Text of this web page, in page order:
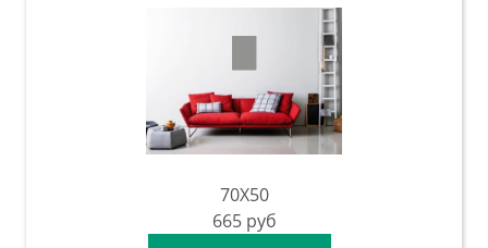
70X50
665 руб